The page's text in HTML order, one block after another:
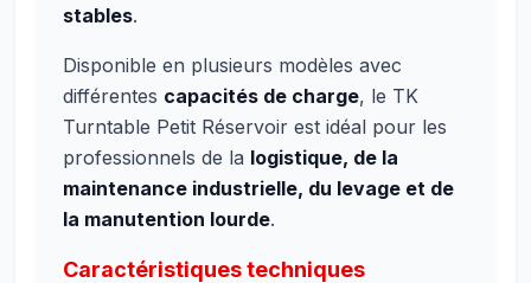
stables.
Disponible en plusieurs modèles avec
différentes capacités de charge, le TK
Turntable Petit Réservoir est idéal pour les
professionnels de la logistique, de la
maintenance industrielle, du levage et de
la manutention lourde.
Caractéristiques techniques